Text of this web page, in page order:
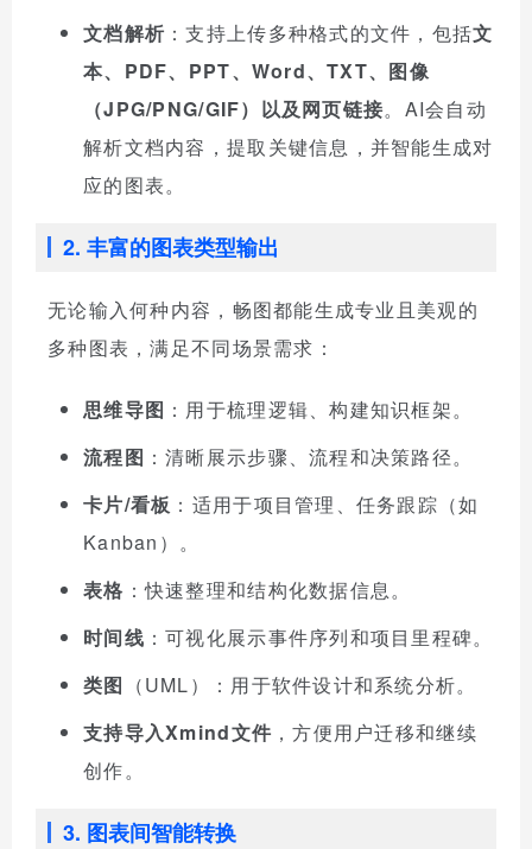
文档解析 ：支持上传多种格式的文件，包括文
本、PDF、PPT、Word、TXT、图像
（JPG/PNG/GIF）以及网页链接。AI会自动
解析文档内容，提取关键信息，并智能生成对
应的图表。
2. 丰富的图表类型输出
无论输入何种内容，畅图都能生成专业且美观的
多种图表，满足不同场景需求：
思维导图 ：用于梳理逻辑、构建知识框架。
流程图 ：清晰展示步骤、流程和决策路径。
卡片/看板 ：适用于项目管理、任务跟踪（如
Kanban）。
表格 ：快速整理和结构化数据信息。
时间线 ：可视化展示事件序列和项目里程碑。
类图 （UML）：用于软件设计和系统分析。
支持导入Xmind文件 ，方便用户迁移和继续
创作。
3. 图表间智能转换